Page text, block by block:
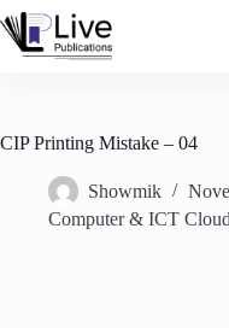
Skip
to
content
CIP Printing Mistake – 04
Showmik
Computer & ICT Cloud